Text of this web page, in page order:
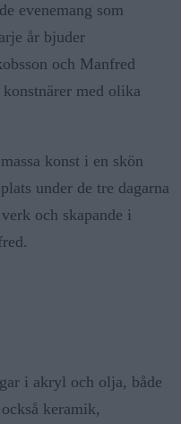
evenemang som
år bjuder
och Manfred
med olika
konst i en skön
under de tre dagarna
och skapande i
i akryl och olja, både
keramik,